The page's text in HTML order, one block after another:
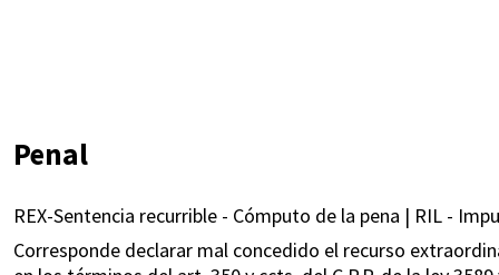
Penal
REX-Sentencia recurrible - Cómputo de la pena | RIL -
Corresponde declarar mal concedido el recurso